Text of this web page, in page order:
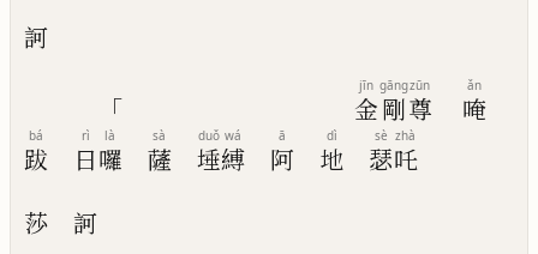
訶
「 金
jīn
剛
gāng
尊
zūn
唵
ǎn
跋
bá
日
rì
囉
là
薩
sà
埵
duǒ
縛
wá
阿
ā
地
dì
瑟
sè
吒
zhà
莎 訶